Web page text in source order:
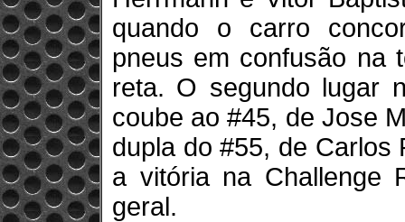
quando o carro
pneus em confusão na
reta. O segundo lugar
coube ao #45, de Jose
dupla do #55, de Carlos
a vitória na Challenge
geral.